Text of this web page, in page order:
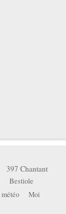
397 Chantant
Bestiole
météo Moi